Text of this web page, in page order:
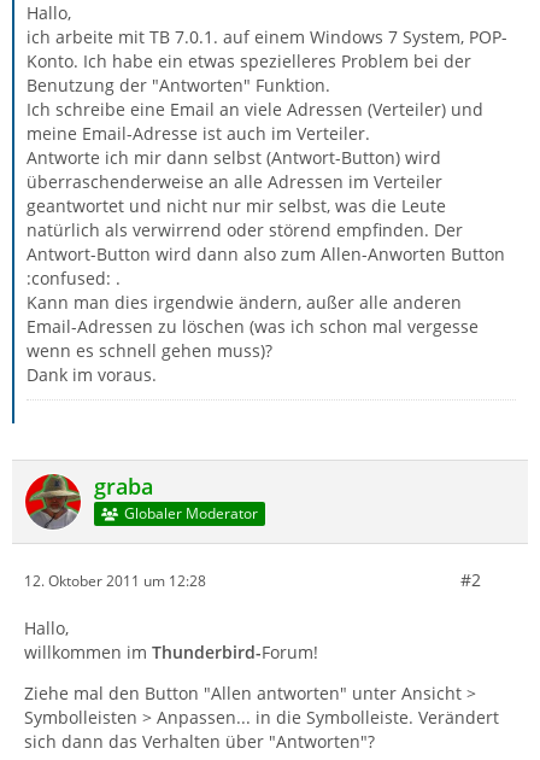
Hallo,
ich arbeite mit TB 7.0.1. auf einem Windows 7 System, POP-
Konto. Ich habe ein etwas spezielleres Problem bei der
Benutzung der "Antworten" Funktion.
Ich schreibe eine Email an viele Adressen (Verteiler) und
meine Email-Adresse ist auch im Verteiler.
Antworte ich mir dann selbst (Antwort-Button) wird
überraschenderweise an alle Adressen im Verteiler
geantwortet und nicht nur mir selbst, was die Leute
natürlich als verwirrend oder störend empfinden. Der
Antwort-Button wird dann also zum Allen-Anworten Button
:confused: .
Kann man dies irgendwie ändern, außer alle anderen
Email-Adressen zu löschen (was ich schon mal vergesse
wenn es schnell gehen muss)?
Dank im voraus.
graba
Globaler Moderator
12. Oktober 2011 um 12:28 #2
Hallo,
willkommen im Thunderbird-Forum!
Ziehe mal den Button "Allen antworten" unter Ansicht >
Symbolleisten > Anpassen... in die Symbolleiste. Verändert
sich dann das Verhalten über "Antworten"?